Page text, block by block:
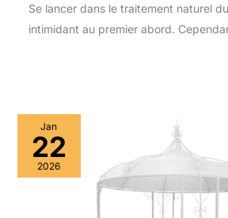
Se lancer dans le traitement naturel
intimidant au premier abord.
Jan
22
2026